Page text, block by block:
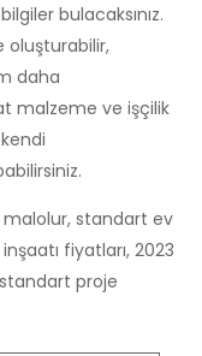
bulacaksınız.
oluşturabilir,
daha
malzeme ve işçilik
standart ev
fiyatları, 2023
proje